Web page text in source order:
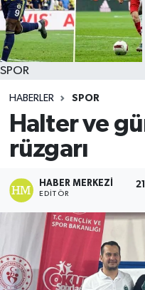
SPOR
HABERLER SPOR
Halter ve
rüzgarı
HABER MERKEZI
EDITÖR